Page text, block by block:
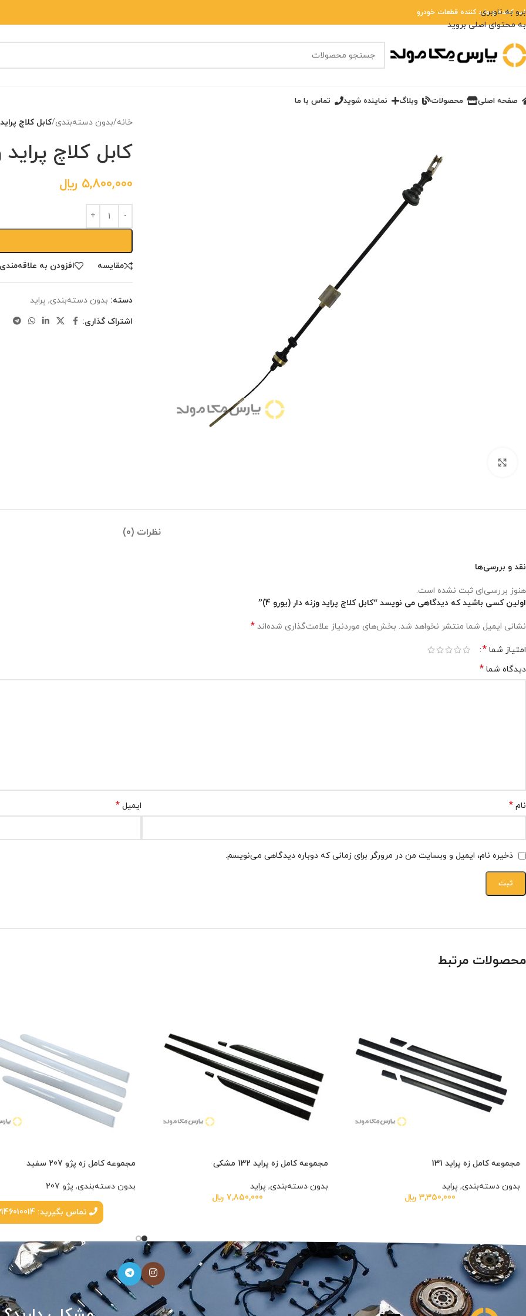
برو به ناوبری
به محتوای اصلی بروید
کننده و وارد کننده قطعات خودرو
صفحه اصلی محصولات وبلاگ نماینده شوید تماس با ما
خانه/بدون دسته‌بندی/کابل کلاچ
کابل کلاچ پراید
5,800,000 ﷼
مقایسه افزودن به
دسته: بدون دسته‌بندی, پراید
اشتراک گذاری:
نظرات (0)
نقد و بررسی‌ها
هنوز بررسی‌ای ثبت نشده است.
اولین کسی باشید که دیدگاهی می نویسد “کابل کلاچ پراید وزنه دار (یورو 4)”
نشانی ایمیل شما منتشر نخواهد شد. بخش‌های موردنیاز علامت‌گذاری شده‌اند *
امتیاز شما *
دیدگاه شما *
نام * ایمیل *
ذخیره نام، ایمیل و وبسایت من در مرورگر برای زمانی که دوباره دیدگاهی می‌نویسم.
محصولات مرتبط
مجموعه کامل زه پراید 131
بدون دسته‌بندی, پراید
3,350,000 ﷼
مجموعه کامل زه پراید 132 مشکی
بدون دسته‌بندی, پراید
7,850,000 ﷼
مجموعه کامل زه پژو 207 سفید
بدون دسته‌بندی, پژو 207
تماس بگیرید: 02146010014